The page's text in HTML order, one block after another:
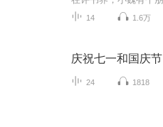
14 1.6万
庆祝七一和国庆节
24 1818